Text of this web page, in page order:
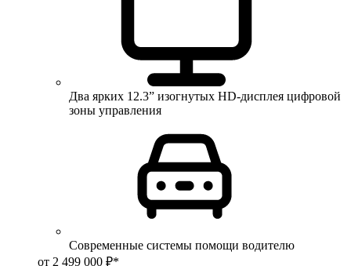
Два ярких 12.3” изогнутых HD-дисплея цифровой
зоны управления
Современные системы помощи водителю
от 2 499 000 ₽*